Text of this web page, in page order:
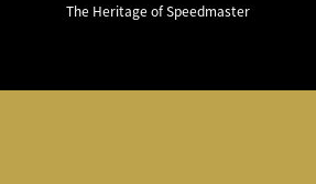
The Heritage of Speedmaster